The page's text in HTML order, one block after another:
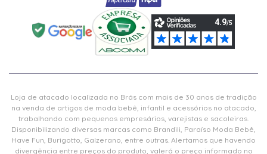
Loja de atacado localizada no Brás com mais de 30 anos de tradição
na venda de artigos de moda bebê, infantil e acessórios no atacado,
trabalhando com pequenos empresários, varejistas e sacoleiras.
Disponibilizando diversas marcas como Brandili, Paraíso Moda Bebê,
Have Fun, Burigotto, Galzerano, entre outras. Alertamos que havendo
divergência entre preços do produto, valerá o preço informado no